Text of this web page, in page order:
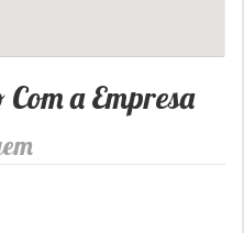
a Empresa